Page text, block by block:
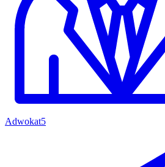
Adwokat5